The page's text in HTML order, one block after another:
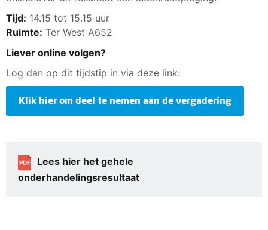
Tijd: 14.15 tot 15.15 uur
Ruimte: Ter West A652
Liever online volgen?
Log dan op dit tijdstip in via deze link:
Klik hier om deel te nemen aan de vergadering
PDF
Lees hier het gehele
onderhandelingsresultaat